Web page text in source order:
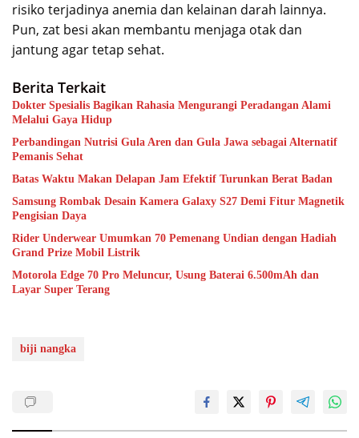
risiko terjadinya anemia dan kelainan darah lainnya.
Pun, zat besi akan membantu menjaga otak dan
jantung agar tetap sehat.
Berita Terkait
Dokter Spesialis Bagikan Rahasia Mengurangi Peradangan Alami
Melalui Gaya Hidup
Perbandingan Nutrisi Gula Aren dan Gula Jawa sebagai Alternatif
Pemanis Sehat
Batas Waktu Makan Delapan Jam Efektif Turunkan Berat Badan
Samsung Rombak Desain Kamera Galaxy S27 Demi Fitur Magnetik
Pengisian Daya
Rider Underwear Umumkan 70 Pemenang Undian dengan Hadiah
Grand Prize Mobil Listrik
Motorola Edge 70 Pro Meluncur, Usung Baterai 6.500mAh dan
Layar Super Terang
biji nangka